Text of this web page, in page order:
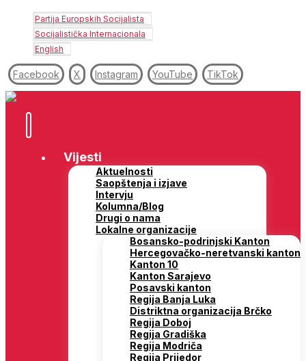
Partija Europskih Socijalista
Socijalistička Internacionala
English
Facebook X Instagram YouTube TikTok
Vijesti
Aktuelnosti
Saopštenja i izjave
Intervju
Kolumna/Blog
Drugi o nama
Lokalne organizacije
Bosansko-podrinjski Kanton
Hercegovačko-neretvanski kanton
Kanton 10
Kanton Sarajevo
Posavski kanton
Regija Banja Luka
Distriktna organizacija Brčko
Regija Doboj
Regija Gradiška
Regija Modriča
Regija Prijedor